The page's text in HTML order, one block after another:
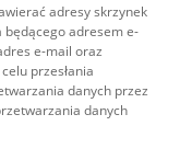
adresy skrzynek
będącego adresem e-
e-mail oraz
przesłania
danych przez
danych